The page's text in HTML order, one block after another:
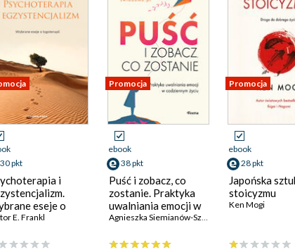
30 pkt
i
eseje o
E. Frankl
Promocja
ebook
38 pkt
Puść i zobacz, co
zostanie. Praktyka
uwalniania emocji w
codziennym życiu
Agnieszka Siemianów-Szkarłat
Promocja
ebook
28 pkt
Japońska
stoicyzmu
Ken Mogi